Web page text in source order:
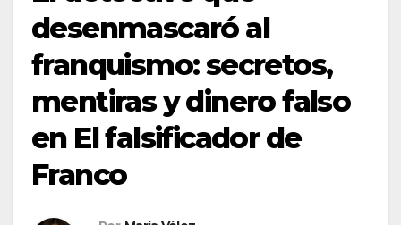
desenmascaró al
franquismo: secretos,
mentiras y dinero falso
en El falsificador de
Franco